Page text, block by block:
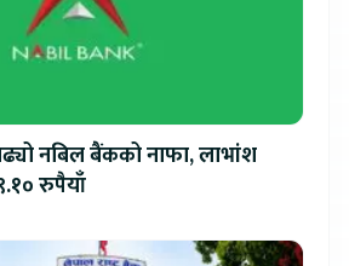
नबिल बैंकको नाफा, लाभांश
रुपैयाँ